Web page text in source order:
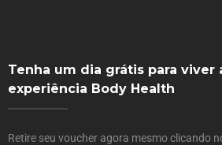
Tenha um dia grátis para viver
experiência Body Health
Retire seu voucher agora mesmo clicando